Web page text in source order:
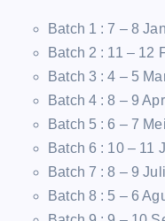
Batch 1 : 7 – 8
Batch 2 : 11 – 12
Batch 3 : 4 – 5
Batch 4 : 8 – 9
Batch 5 : 6 – 7
Batch 6 : 10 – 11
Batch 7 : 8 – 9
Batch 8 : 5 – 6